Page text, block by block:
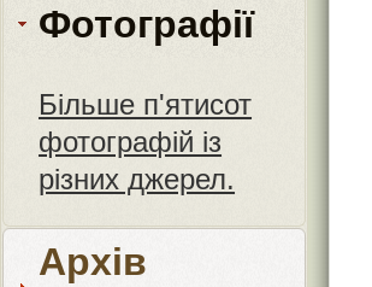
Фотографії
Більше п'ятисот
фотографій із
різних джерел.
Архів